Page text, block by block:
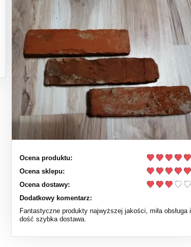
Ocena produktu:
Ocena sklepu:
Ocena dostawy:
Dodatkowy komentarz:
Fantastyczne produkty najwyższej jakości, miła obsługa i
dość szybka dostawa.